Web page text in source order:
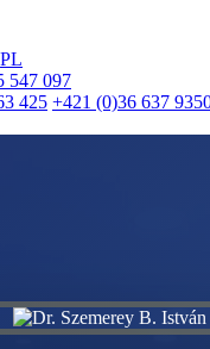
PL
547 097
425 +421 (0)36 637